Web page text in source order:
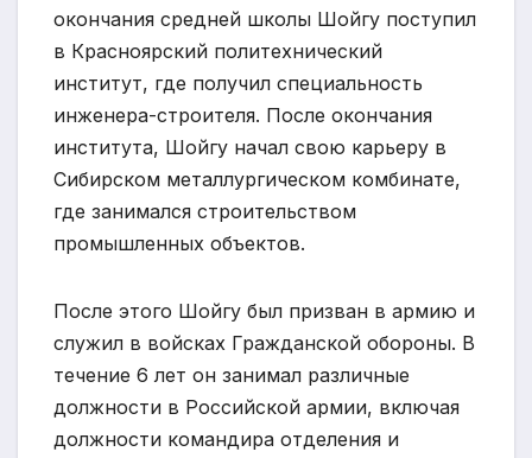
окончания средней школы Шойгу поступил
в Красноярский политехнический
институт, где получил специальность
инженера-строителя. После окончания
института, Шойгу начал свою карьеру в
Сибирском металлургическом комбинате,
где занимался строительством
промышленных объектов.
После этого Шойгу был призван в армию и
служил в войсках Гражданской обороны. В
течение 6 лет он занимал различные
должности в Российской армии, включая
должности командира отделения и